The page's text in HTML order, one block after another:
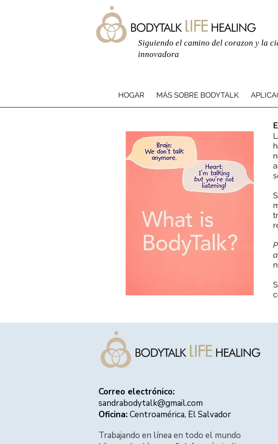
Siguiendo el camino del corazon y la
innovadora
HOGAR MÁS SOBRE BODYTALK
Correo electrónico:
sandrabodytalk@gmail.com
Oficina:Centroamérica, El Salvador
Trabajando en línea en todo el mundo